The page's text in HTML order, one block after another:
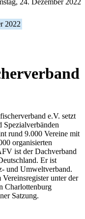
2022
e.V. setzt
Spezialverbänden
rund 9.000 Vereine mit
organisierten
ist der Dachverband
Er ist
und Umweltverband.
unter der
Charlottenburg
Satzung.